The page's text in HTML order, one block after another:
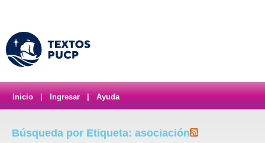
Inicio Ingresar Ayuda
Búsqueda por Etiqueta: asociación